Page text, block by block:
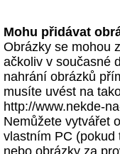
Mohu přidávat
Obrázky se mohou
ačkoliv v současné
nahrání obrázků
musíte uvést na
http://www.nekde-
Nemůžete vytvářet
vlastním PC (pokud
nebo obrázky za